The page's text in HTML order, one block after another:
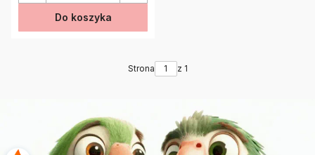
Do koszyka
Strona z 1